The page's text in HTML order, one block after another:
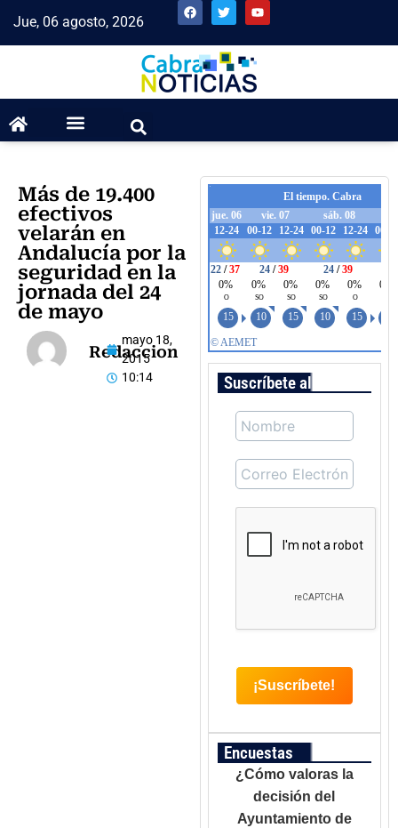
Jue, 06 agosto, 2026
Más de 19.400
efectivos
velarán en
Andalucía por la
seguridad en la
jornada del 24
de mayo
Redaccion
mayo 18,
2015
10:14
Suscríbete al boletín
Encuestas
¿Cómo valoras la
decisión del
Ayuntamiento de